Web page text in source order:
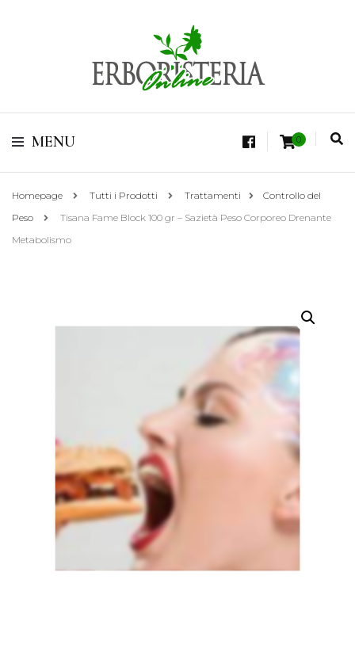
Erboristeria Shop
Online Tisane
Vendita di Botaniche, Erbe e Spezie Officinali, Tisane Terapeutiche Esclusive,
MENU 0
Homepage Tutti i Prodotti Trattamenti
Controllo del
Peso
Tisana Fame Block 100 gr – Sazietà Peso Corporeo Drenante
Metabolismo